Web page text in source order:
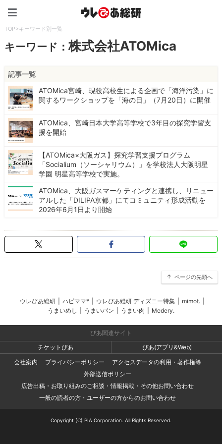
TOP>キーワード別一覧
キーワード：株式会社ATOMica
記事一覧
ATOMica宮崎、現役高校生による企画で「海洋汚染」に
関するワークショップを「海の日」（7月20日）に開催
ATOMica、宮崎日本大学高等学校で3年目の探究学習支
援を開始
【ATOMica×大阪ガス】探究学習支援プログラム
「Socialium（ソーシャリウム）」を学校法人大阪明星
学園 明星高等学校で実施。
ATOMica、大阪ガスマーケティングと連携し、リニュー
アルした「DILIPA京都」にてコミュニティ形成活動を
2026年6月1日より開始
ページの先頭へ
ウレぴあ総研 ハピママ* ウレぴあ総研 ディズニー特集 mimot.
うまいめし
うまいパン うまい肉 Medery.
ぴあ関連サイト
チケットぴあ
ぴあ(アプリ&Web)
会社案内
プライバシーポリシー
アクセスデータの利用・著作権等
外部送信ポリシー
広告出稿・お取り組みのご相談・情報掲載・その他お問い合わせ
一般の読者の方・ユーザーの方からのお問い合わせ
Copyright (C) PIA Corporation. All Rights Reserved.